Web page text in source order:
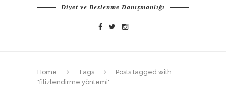
Diyet ve Beslenme Danışmanlığı
Home Tags
Posts tagged with
"filizlendirme yöntemi"